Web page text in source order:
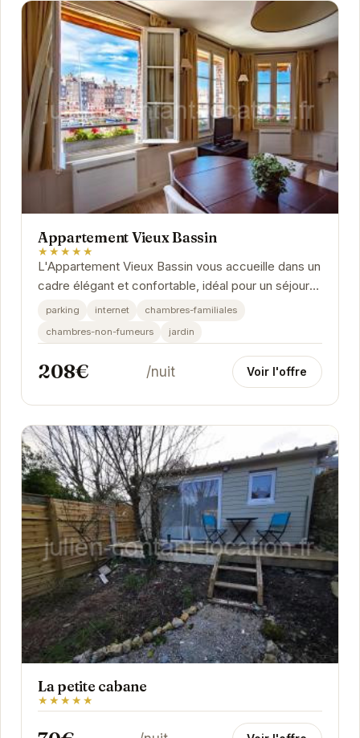
Appartement Vieux Bassin
★★★★★
L'Appartement Vieux Bassin vous accueille dans un
cadre élégant et confortable, idéal pour un séjour
inoubliable à Honfleur. Situé à...
parking internet
chambres-familiales
chambres-non-fumeurs
jardin
208€ /nuit Voir l'offre
La petite cabane
★★★★★